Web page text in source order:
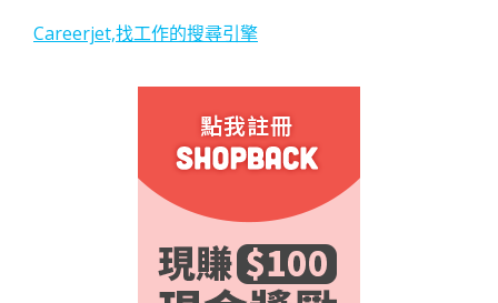
Careerjet,找工作的搜尋引擎